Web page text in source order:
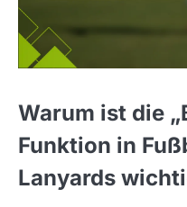
Warum ist die
Funktion in
Lanyards